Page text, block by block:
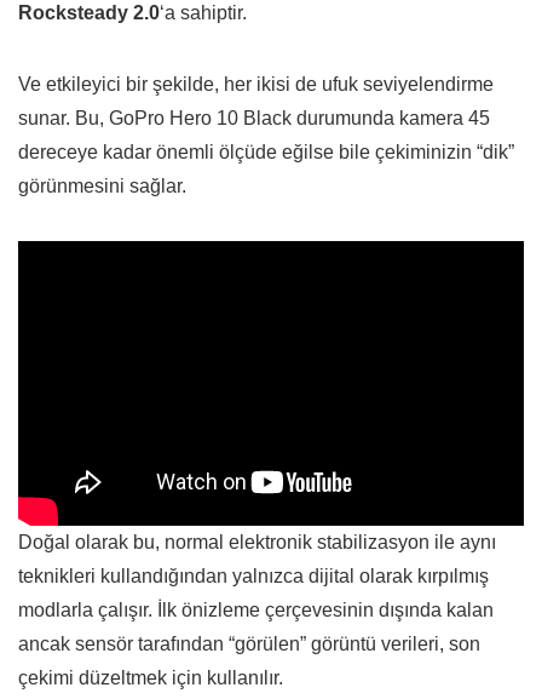
Rocksteady 2.0‘a sahiptir.
Ve etkileyici bir şekilde, her ikisi de ufuk seviyelendirme
sunar. Bu, GoPro Hero 10 Black durumunda kamera 45
dereceye kadar önemli ölçüde eğilse bile çekiminizin “dik”
görünmesini sağlar.
Doğal olarak bu, normal elektronik stabilizasyon ile aynı
teknikleri kullandığından yalnızca dijital olarak kırpılmış
modlarla çalışır. İlk önizleme çerçevesinin dışında kalan
ancak sensör tarafından “görülen” görüntü verileri, son
çekimi düzeltmek için kullanılır.